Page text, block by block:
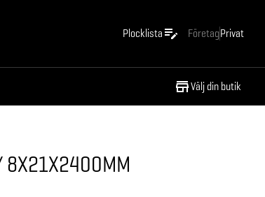
Plocklista FöretagPrivat
Välj din butik
8X21X2400MM